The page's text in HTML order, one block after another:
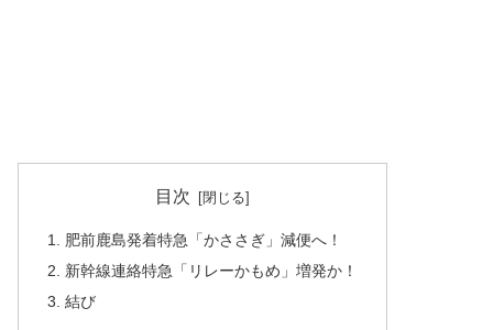
目次
1. 肥前鹿島発着特急「かささぎ」減便へ！
2. 新幹線連絡特急「リレーかもめ」増発か！
3. 結び